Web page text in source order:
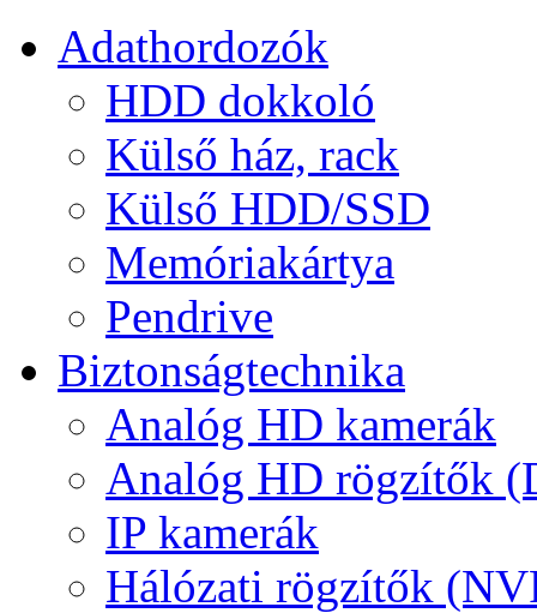
Adathordozók
HDD dokkoló
Külső ház, rack
Külső HDD/SSD
Memóriakártya
Pendrive
Biztonságtechnika
Analóg HD kamerák
Analóg HD rögzítők
IP kamerák
Hálózati rögzítők